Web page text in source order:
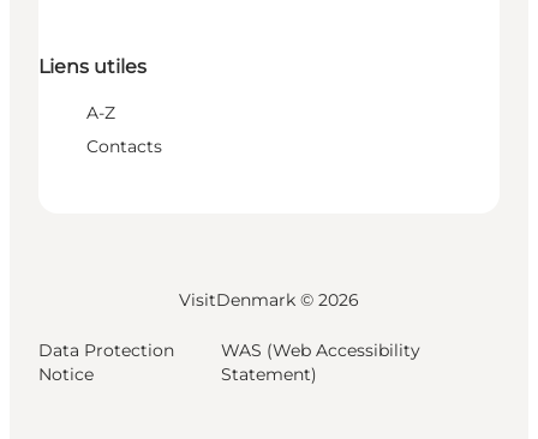
Liens utiles
A-Z
Contacts
VisitDenmark © 2026
Data Protection
Notice
WAS (Web Accessibility
Statement)